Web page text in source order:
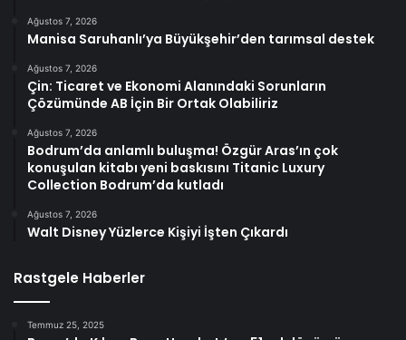
Ağustos 7, 2026
Manisa Saruhanlı’ya Büyükşehir’den tarımsal destek
Ağustos 7, 2026
Çin: Ticaret ve Ekonomi Alanındaki Sorunların
Çözümünde AB İçin Bir Ortak Olabiliriz
Ağustos 7, 2026
Bodrum’da anlamlı buluşma! Özgür Aras’ın çok
konuşulan kitabı yeni baskısını Titanic Luxury
Collection Bodrum’da kutladı
Ağustos 7, 2026
Walt Disney Yüzlerce Kişiyi İşten Çıkardı
Rastgele Haberler
Temmuz 25, 2025